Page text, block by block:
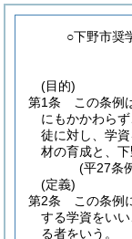
○下野市奨
(目的)
第1条
この条例
にもかかわら
徒に対し、学
材の育成と、下
(平27条
(定義)
第2条
この条例
する学資をい
る者をいう。